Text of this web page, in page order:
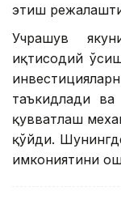
этиш
Учрашув
иқтисодий
таъкидлади
қувватлаш
қўйди.
имкониятини